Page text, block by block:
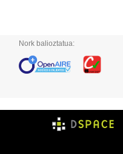
Nork balioztatua: